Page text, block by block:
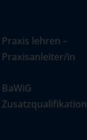
Praxis lehren –
Praxisanleiter/in
BaWiG
Zusatzqualifikation